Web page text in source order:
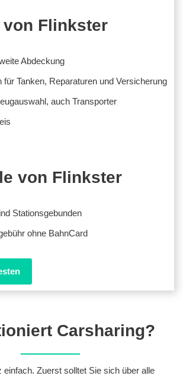
von Flinkster
Abdeckung
für Tanken, Reparaturen und Versicherung
auch Transporter
von Flinkster
Stationsgebunden
ohne BahnCard
Carsharing?
einfach. Zuerst solltet Sie sich über alle